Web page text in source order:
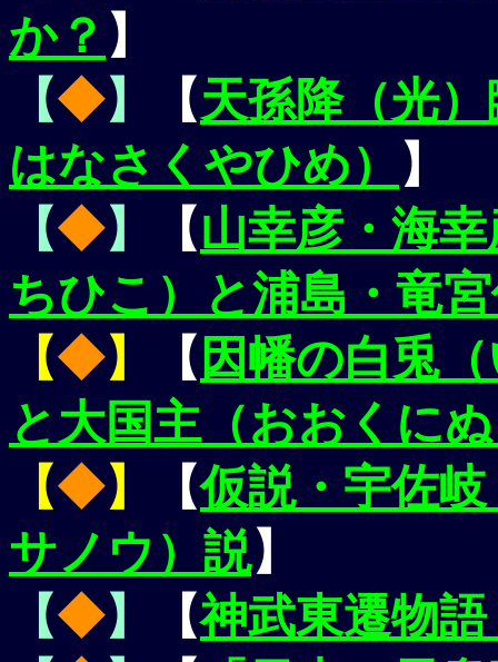
か？ 】
【◆】 【天孫降（光
はなさくやひめ）
】
【◆】 【山幸彦・海
ちひこ）と浦島・竜
【◆】 【 因幡の白兎
と大国主（おおくに
【◆】 【仮説・宇佐
サノウ）説】
【◆】 【神武東遷物